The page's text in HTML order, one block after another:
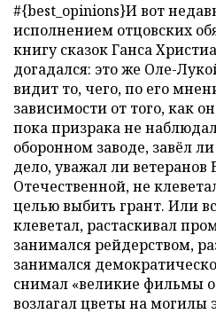
#{best_opinions}И вот
исполнением отцовских
книгу сказок Ганса
догадался: это же Оле-
видит то, чего, по его
зависимости от того, как
пока призрака не
оборонном заводе, завёл
дело, уважал ли ветеранов
Отечественной, не
целью выбить грант. Или
клеветал, растаскивал
занимался рейдерством,
занимался
снимал «великие фильмы
возлагал цветы на могилы